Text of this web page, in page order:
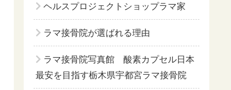
ヘルスプロジェクトショップラマ家
ラマ接骨院が選ばれる理由
ラマ接骨院写真館 酸素カプセル日本
最安を目指す栃木県宇都宮ラマ接骨院